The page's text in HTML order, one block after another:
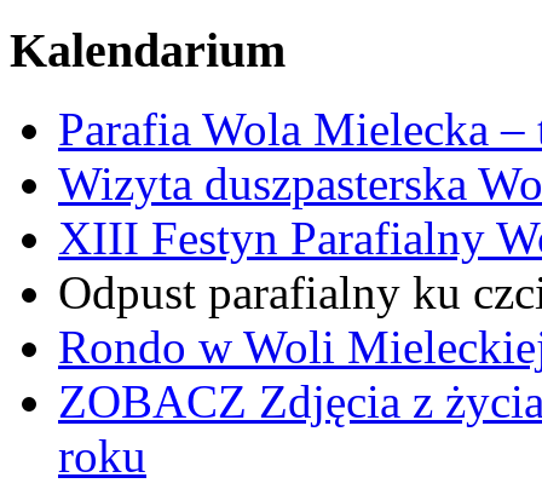
Kalendarium
Parafia Wola Mielecka
Wizyta duszpasterska
XIII Festyn Parafialny
Odpust parafialny ku
Rondo w Woli
ZOBACZ Zdjęcia z
roku